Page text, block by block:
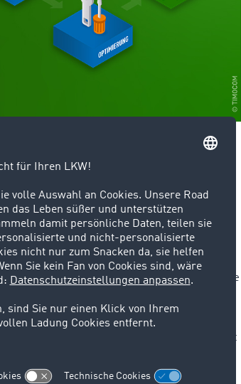
für die CO2-Bilanz
müssen Unternehmen ihre
durch den eigenen Fuhrpark,
Ladenlokale
extern eingekauft und genutzt werden, wie
vor- sowie nachgelagerte Prozesse betrifft
bis zum Kunden verbraucht wird,
, Transport- und Entsorgungskosten,